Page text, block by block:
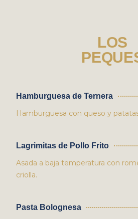
LOS
Hamburguesa de Ternera
Hamburguesa con queso y
Lagrimitas de Pollo Frito
Asada a baja temperatura con
criolla.
Pasta Bolognesa